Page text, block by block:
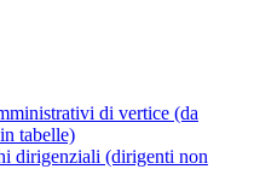
di vertice (da
tabelle)
dirigenziali (dirigenti non